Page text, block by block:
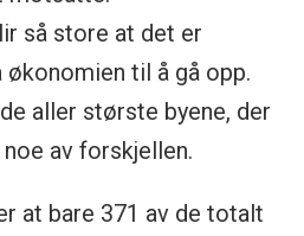
så store at det er
til å gå opp.
aller største byene, der
av forskjellen.
at bare 371 av de totalt